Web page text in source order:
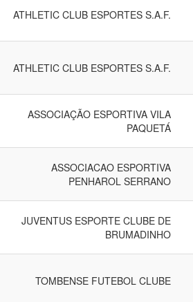
ATHLETIC CLUB ESPORTES S.A.F.
ATHLETIC CLUB ESPORTES S.A.F.
ASSOCIAÇÃO ESPORTIVA VILA
PAQUETÁ
ASSOCIACAO ESPORTIVA
PENHAROL SERRANO
JUVENTUS ESPORTE CLUBE DE
BRUMADINHO
TOMBENSE FUTEBOL CLUBE